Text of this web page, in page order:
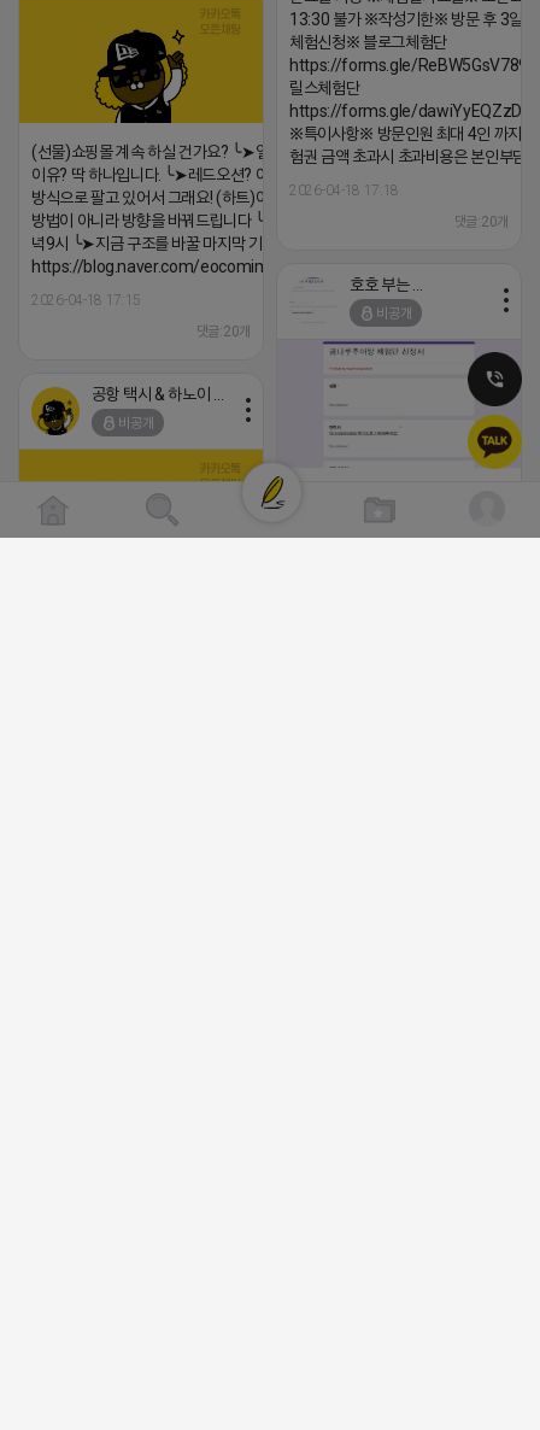
13:30 불가 ※작성기한※ 방문 후 3일
체험신청※ 블로그체험단
https://forms.gle/
릴스체험단
https://forms.gle/
※특이사항※ 방문인원 최대 4인 까지
험권 금액 초과시 초과비용은 본인부담
2026-04-18 17:18
댓글:20개
(선물)쇼핑몰 계속 하실 건가요? ╰➤열심히 해도 안되는
이유? 딱 하나입니다. ╰➤레드오션? 아니요! ╰➤모두 같은
방식으로 팔고 있어서 그래요! (하트)이번엔 다릅니다. ╰➤
방법이 아니라 방향을 바꿔드립니다 ╰➤4월 21일(화) 저
녁9시 ╰➤지금 구조를 바꿀 마지막 기회
https://blog.naver.com/eocomim/224250518436
2026-04-18 17:15
댓글:20개
비공개
[남양주/화도읍] 마석역 바로앞 넓은 매
라이빗한룸 물닭갈비, 삼계탕, 추어탕
년넘게 사랑받는 로컬맛집 곰나루추어
비공개